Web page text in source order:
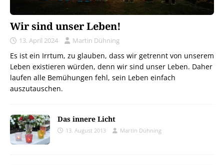
Wir sind unser Leben!
13. April 2024 Martin Dühning
Es ist ein Irrtum, zu glauben, dass wir getrennt von unserem
Leben existieren würden, denn wir sind unser Leben. Daher
laufen alle Bemühungen fehl, sein Leben einfach
auszutauschen.
Das innere Licht
13. August 2013 Martin Dühning